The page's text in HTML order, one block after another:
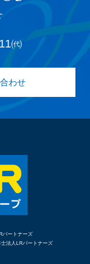
㈹
わせ
パートナーズ
法人LRパートナーズ